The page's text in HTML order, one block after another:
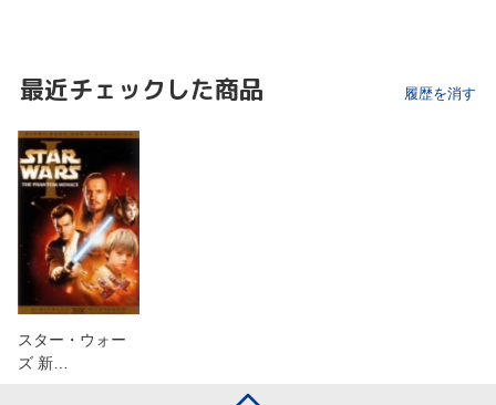
最近チェックした商品 履歴を消す
スター・ウォー
ズ 新…